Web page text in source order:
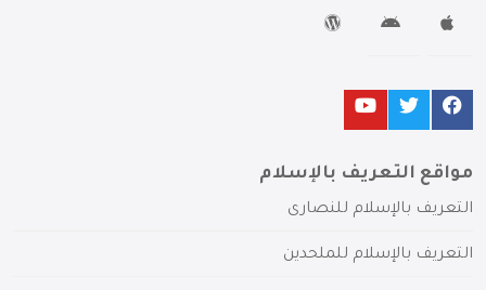
مواقع التعريف بالإسلام
التعريف بالإسلام للنصارى
التعريف بالإسلام للملحدين